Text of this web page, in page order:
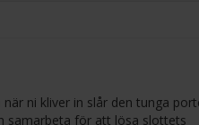
ni kliver in slår den tunga
samarbeta för att lösa slottets